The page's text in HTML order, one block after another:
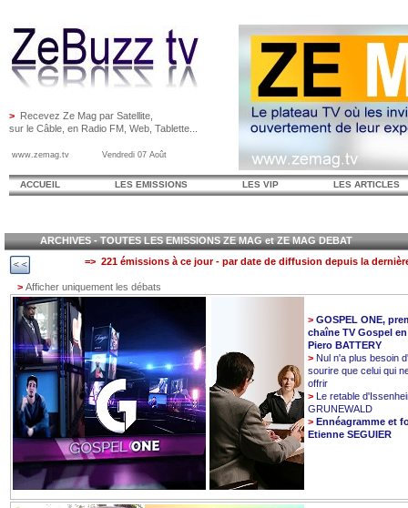
> Recevez Ze Mag par Satellite,
sur le Câble, en Radio FM, Web, Tablette...
www.zemag.tv Vendredi 07 Août
ACCUEIL LES EMISSIONS LES VIP LES ARTICLES
ARCHIVES - TOUTES LES EMISSIONS ZE MAG et ZE MAG DEBAT
=> 221 émissions à ce jour - par date de diffusion depuis la
> Afficher uniquement les débats
> GOSPEL ONE,
chaîne TV Gospel
Piero BATTERY
> Nul n'a plus besoin
sourire que celui qui
offrir
> Le retable
GRUNEWALD
> Ennéagramme et
Etienne SEGUIER